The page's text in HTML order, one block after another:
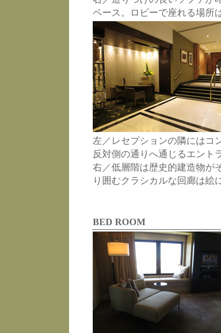
ペース。ロビーで座れる場所
左／レセプションの隣にはコ
反対側の通りへ通じるエント
右／低層階は歴史的建造物が
り囲むクラシカルな回廊は絵
BED ROOM